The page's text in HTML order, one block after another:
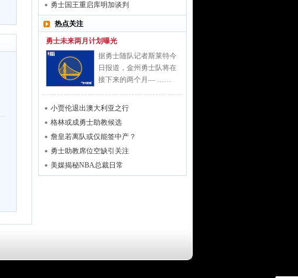
勇士国王重启库明加谈判
热点关注
勇士未来两月计划曝光
据勇士随队记者斯莱特今
日报道，金州勇士队将在
接下来的两个月— ……
小贾伦退出澳大利亚之行
格林或成勇士助教候选
詹皇若离队或仅能签中产？
勇士助教席位空缺引关注
美媒揭秘NBA总裁日常